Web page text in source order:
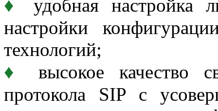
♦
удобная
настройки
технологий;
♦
высокое качество
протокола SIP с